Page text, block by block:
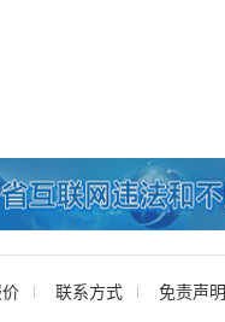
联系方式 免责声明